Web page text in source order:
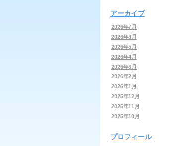
アーカイブ
2026年7月
2026年6月
2026年5月
2026年4月
2026年3月
2026年2月
2026年1月
2025年12月
2025年11月
2025年10月
プロフィール